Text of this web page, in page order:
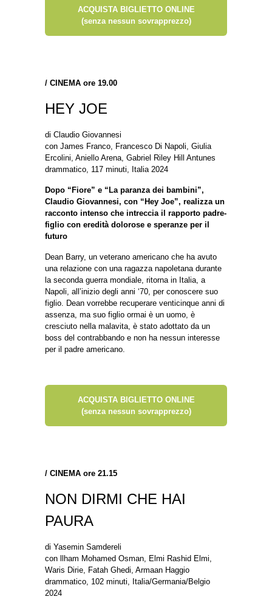
ACQUISTA BIGLIETTO ONLINE
(senza nessun sovrapprezzo)
/ CINEMA ore 19.00
HEY JOE
di Claudio Giovannesi
con James Franco, Francesco Di Napoli, Giulia
Ercolini, Aniello Arena, Gabriel Riley Hill Antunes
drammatico, 117 minuti, Italia 2024
Dopo “Fiore” e “La paranza dei bambini”,
Claudio Giovannesi, con “Hey Joe”, realizza un
racconto intenso che intreccia il rapporto padre-
figlio con eredità dolorose e speranze per il
futuro
Dean Barry, un veterano americano che ha avuto
una relazione con una ragazza napoletana durante
la seconda guerra mondiale, ritorna in Italia, a
Napoli, all’inizio degli anni ‘70, per conoscere suo
figlio. Dean vorrebbe recuperare venticinque anni di
assenza, ma suo figlio ormai è un uomo, è
cresciuto nella malavita, è stato adottato da un
boss del contrabbando e non ha nessun interesse
per il padre americano.
ACQUISTA BIGLIETTO ONLINE
(senza nessun sovrapprezzo)
/ CINEMA ore 21.15
NON DIRMI CHE HAI
PAURA
di Yasemin Samdereli
con llham Mohamed Osman, Elmi Rashid Elmi,
Waris Dirie, Fatah Ghedi, Armaan Haggio
drammatico, 102 minuti, Italia/Germania/Belgio
2024